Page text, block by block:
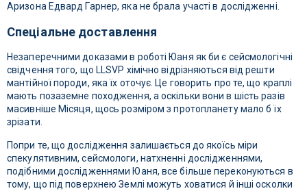
Аризона Едвард Гарнер, яка не брала участі в дослідженні.
Спеціальне доставлення
Незаперечними доказами в роботі Юаня як би є сейсмологічні
свідчення того, що LLSVP хімічно відрізняються від решти
мантійної породи, яка їх оточує. Це говорить про те, що краплі
мають позаземне походження, а оскільки вони в шість разів
масивніше Місяця, щось розміром з протопланету мало б їх
зрізати.
Попри те, що дослідження залишається до якоїсь міри
спекулятивним, сейсмологи, натхненні дослідженнями,
подібними дослідженнями Юаня, все більше переконуються в
тому, що під поверхнею Землі можуть ховатися й інші осколки